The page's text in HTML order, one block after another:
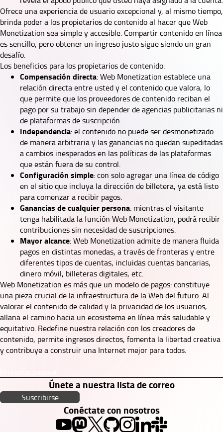
Ofrece una experiencia de usuario excepcional y, al mismo tiempo,
brinda poder a los propietarios de contenido al hacer que Web
Monetization sea simple y accesible. Compartir contenido en línea
es sencillo, pero obtener un ingreso justo sigue siendo un gran
desafío.
Los beneficios para los propietarios de contenido:
Compensación directa: Web Monetization establece una
relación directa entre usted y el contenido que valora, lo
que permite que los proveedores de contenido reciban el
pago por su trabajo sin depender de agencias publicitarias ni
de plataformas de suscripción.
Independencia: el contenido no puede ser desmonetizado
de manera arbitraria y las ganancias no quedan supeditadas
a cambios inesperados en las políticas de las plataformas
que están fuera de su control.
Configuración simple: con solo agregar una línea de código
en el sitio que incluya la dirección de billetera, ya está listo
para comenzar a recibir pagos.
Ganancias de cualquier persona: mientras el visitante
tenga habilitada la función Web Monetization, podrá recibir
contribuciones sin necesidad de suscripciones.
Mayor alcance: Web Monetization admite de manera fluida
pagos en distintas monedas, a través de fronteras y entre
diferentes tipos de cuentas, incluidas cuentas bancarias,
dinero móvil, billeteras digitales, etc.
Web Monetization es más que un modelo de pagos: constituye
una pieza crucial de la infraestructura de la Web del futuro. Al
valorar el contenido de calidad y la privacidad de los usuarios,
allana el camino hacia un ecosistema en línea más saludable y
equitativo. Redefine nuestra relación con los creadores de
contenido, permite ingresos directos, fomenta la libertad creativa
y contribuye a construir una Internet mejor para todos.
Únete a nuestra lista de correo
Suscribirse
Conéctate con nosotros